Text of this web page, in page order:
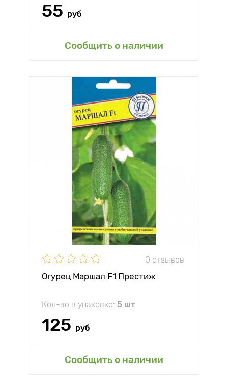
55 руб
Сообщить о наличии
0 отзывов
Огурец Маршал F1 Престиж
Кол-во в упаковке: 5 шт
125 руб
Сообщить о наличии